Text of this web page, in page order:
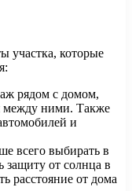
участка, которые
рядом с домом,
между ними. Также
и
всего выбирать в
защиту от солнца в
расстояние от дома